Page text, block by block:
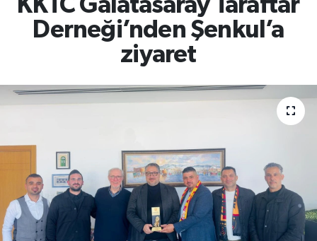
KKTC Galatasaray Taraftar
Derneği’nden Şenkul’a
ziyaret
Son Dakika Haberleri
Haber Arşivi